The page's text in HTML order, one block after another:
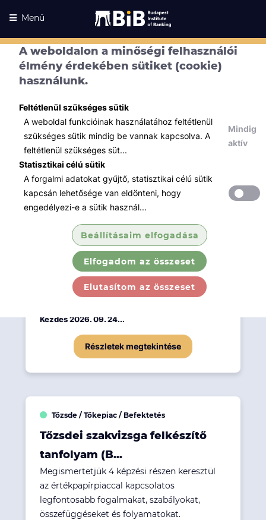
A weboldalon a minőségi felhasználói
élmény érdekében sütiket (cookie)
használunk.
Feltétlenül szükséges sütik
A weboldal funkcióinak használatához feltétlenül
szükséges sütik mindig be vannak kapcsolva. A
feltétlenül szükséges süt...
Mindig
aktív
Statisztikai célú sütik
A forgalmi adatokat gyűjtő, statisztikai célú sütik
kapcsán lehetősége van eldönteni, hogy
engedélyezi-e a sütik használ...
Beállításaim elfogadása
Elfogadom az összeset
Elutasítom az összeset
Menü
Kurzusaink
Minden témában
Összes
Tőzsde / Tőkepiac / Befektetés
Határidős piacok vizsgára
felkészítő tanfo...
A képzés célja, hogy a hallgatók
megismerjék a határidős piacokra
vonatkozó szabályzatokat és
alapfogalmakat, valamint az elméleti háttér
elsajátítása mellett gyakorla...
Kezdés 2026. 09. 24...
Részletek megtekintése
Tőzsde / Tőkepiac / Befektetés
Tőzsdei szakvizsga felkészítő
tanfolyam (B...
Megismertetjük 4 képzési részen keresztül
az értékpapírpiaccal kapcsolatos
legfontosabb fogalmakat, szabályokat,
összefüggéseket és folyamatokat.